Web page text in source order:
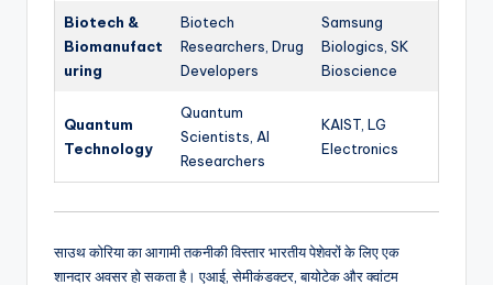
Biotech &
Biomanufact
uring
Biotech
Researchers, Drug
Developers
Samsung
Biologics, SK
Bioscience
Quantum
Technology
Quantum
Scientists, AI
Researchers
KAIST, LG
Electronics
साउथ कोरिया का आगामी तकनीकी विस्तार भारतीय पेशेवरों के लिए एक
शानदार अवसर हो सकता है। एआई, सेमीकंडक्टर, बायोटेक और क्वांटम